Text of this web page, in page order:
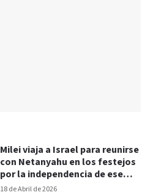
18 de Abril de 2026
Milei viaja a Israel para reunirse
con Netanyahu en los festejos
por la independencia de ese
país